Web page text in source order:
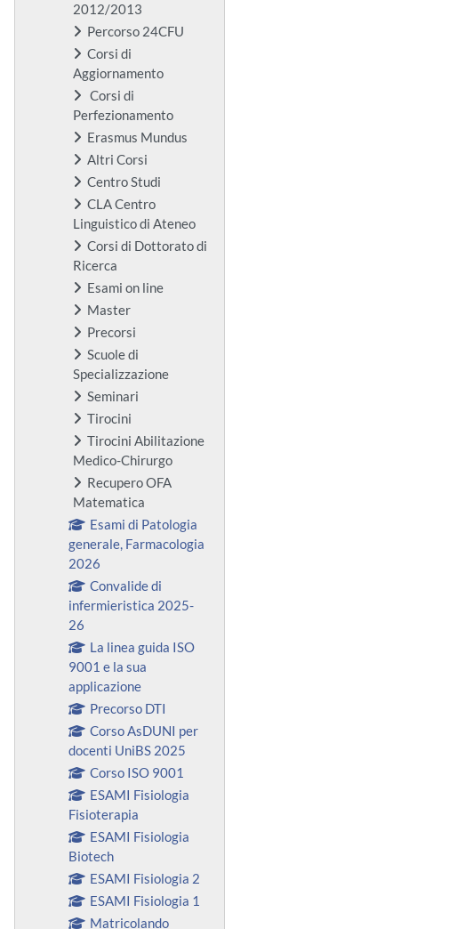
2012/2013
Percorso 24CFU
Corsi di
Aggiornamento
Corsi di
Perfezionamento
Erasmus Mundus
Altri Corsi
Centro Studi
CLA Centro
Linguistico di Ateneo
Corsi di Dottorato di
Ricerca
Esami on line
Master
Precorsi
Scuole di
Specializzazione
Seminari
Tirocini
Tirocini Abilitazione
Medico-Chirurgo
Recupero OFA
Matematica
Esami di Patologia
generale, Farmacologia
2026
Convalide di
infermieristica 2025-
26
La linea guida ISO
9001 e la sua
applicazione
Precorso DTI
Corso AsDUNI per
docenti UniBS 2025
Corso ISO 9001
ESAMI Fisiologia
Fisioterapia
ESAMI Fisiologia
Biotech
ESAMI Fisiologia 2
ESAMI Fisiologia 1
Matricolando